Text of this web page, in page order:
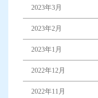
2023年3月
2023年2月
2023年1月
2022年12月
2022年11月